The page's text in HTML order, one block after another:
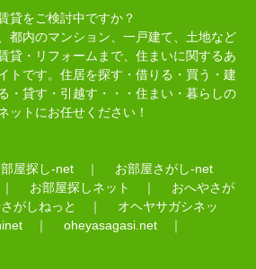
貸をご検討中ですか？
都内のマンション、一戸建て、土地など
貸・リフォームまで、住まいに関するあ
トです。住居を探す・借りる・買う・建
・貸す・引越す・・・住まい・暮らしの
ットにお任せください！
屋探し-net ｜ お部屋さがし-net
お部屋探しネット ｜ おへやさが
がしねっと ｜ オヘヤサガシネッ
｜ oheyasagasi.net ｜